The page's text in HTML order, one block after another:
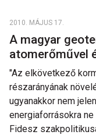
2010. MÁJUS 17.
A magyar
atomerőművel
"Az elkövetkező
részarányának
ugyanakkor nem
energiaforrásokra
Fidesz